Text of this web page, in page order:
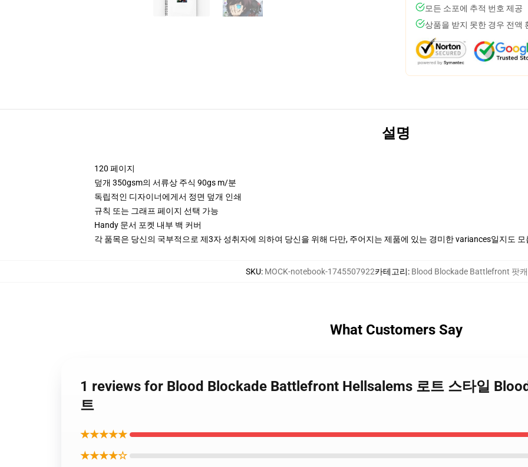
모든 소포에 추적 번호 제공
상품을 받지 못한 경우 전액
설명
120 페이지
덮개 350gsm의 서류상 주식 90gs m/분
독립적인 디자이너에게서 정면 덮개 인쇄
규칙 또는 그래프 페이지 선택 가능
Handy 문서 포켓 내부 백 커버
각 품목은 당신의 국부적으로 제3자 성취자에 의하여 당신을 위해 다만, 주어지는 제품에 있는 경미한 variances일지도
SKU: MOCK-notebook-1745507922카테고리: Blood Blockade Battlefront 팟
What Customers Say
1 reviews for Blood Blockade Battlefront Hellsalems 로트 스타일
트
★★★★★
★★★★☆